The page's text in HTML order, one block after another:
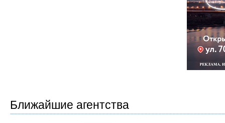
Ближайшие агентства